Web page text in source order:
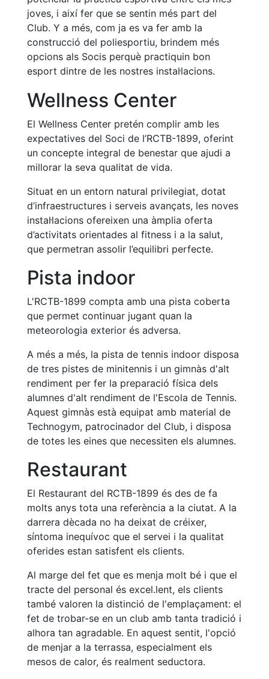
Escola de
Pàdel
Campionat
Social Pàdel
Quadres
Quadre
Històric
del
Campionat
Social
Normativa
Altres esports
Àrea social
Activitats
Socials
Sortides
culturals
Conferències
Inspirational
Talks
Calendari
d'Activitats
Socials
Jocs de taula
Club
Wellness
Center
Servei de
fisiosalut
personals
Activitats
dirigides
Piscina
Normativa
joves, i així fer que se sentin més part del
Club. Y a més, com ja es va fer amb la
construcció del poliesportiu, brindem més
opcions als Socis perquè practiquin bon
esport dintre de les nostres instal·lacions.
Wellness Center
El Wellness Center pretén complir amb les
expectatives del Soci de l’RCTB-1899, oferint
un concepte integral de benestar que ajudi a
millorar la seva qualitat de vida.
Situat en un entorn natural privilegiat, dotat
d’infraestructures i serveis avançats, les noves
instal·lacions ofereixen una àmplia oferta
d’activitats orientades al fitness i a la salut,
que permetran assolir l’equilibri perfecte.
Pista indoor
L'RCTB-1899 compta amb una pista coberta
que permet continuar jugant quan la
meteorologia exterior és adversa.
A més a més, la pista de tennis indoor disposa
de tres pistes de minitennis i un gimnàs d'alt
rendiment per fer la preparació física dels
alumnes d'alt rendiment de l'Escola de Tennis.
Aquest gimnàs està equipat amb material de
Technogym, patrocinador del Club, i disposa
de totes les eines que necessiten els alumnes.
Restaurant
El Restaurant del RCTB-1899 és des de fa
molts anys tota una referència a la ciutat. A la
darrera dècada no ha deixat de créixer,
síntoma inequívoc que el servei i la qualitat
oferides estan satisfent els clients.
Al marge del fet que es menja molt bé i que el
tracte del personal és excel.lent, els clients
també valoren la distinció de l'emplaçament: el
fet de trobar-se en un club amb tanta tradició i
alhora tan agradable. En aquest sentit, l'opció
de menjar a la terrassa, especialment els
mesos de calor, és realment seductora.